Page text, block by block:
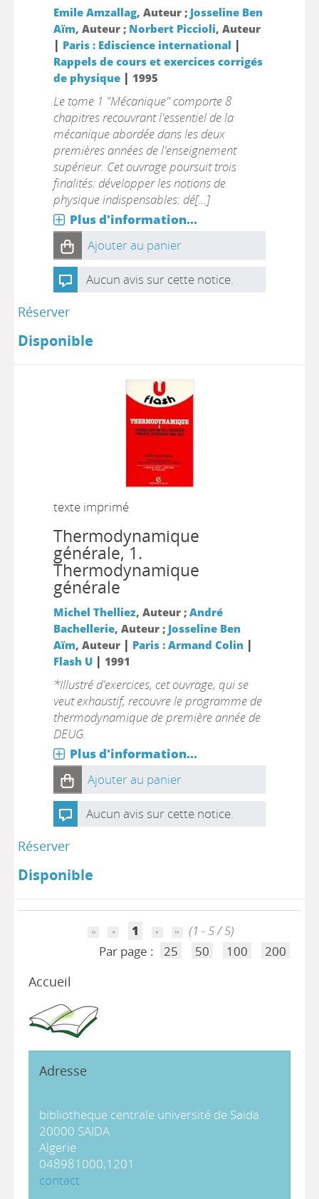
Emile Amzallag, Auteur ; Josseline Ben
Aïm, Auteur ; Norbert Piccioli, Auteur
| Paris : Ediscience international |
Rappels de cours et exercices corrigés
de physique| 1995
Le tome 1 "Mécanique" comporte 8
chapitres recouvrant l'essentiel de la
mécanique abordée dans les deux
premières années de l'enseignement
supérieur. Cet ouvrage poursuit trois
finalités: développer les notions de
physique indispensables: dé[...]
Plus d'information...
Ajouter au panier
Aucun avis sur cette notice.
Réserver
Disponible
texte imprimé
Thermodynamique
générale, 1.
Thermodynamique
générale
Michel Thelliez, Auteur ; André
Bachellerie, Auteur ; Josseline Ben
Aïm, Auteur | Paris : Armand Colin |
Flash U| 1991
*Illustré d'exercices, cet ouvrage, qui se
veut exhaustif, recouvre le programme de
thermodynamique de première année de
DEUG.
Plus d'information...
Ajouter au panier
Aucun avis sur cette notice.
Réserver
Disponible
1
(1 - 5 / 5)
Par page :
25 50 100 200
Accueil
Adresse
bibliotheque centrale université de Saida
20000 SAIDA
Algerie
048981000,1201
contact